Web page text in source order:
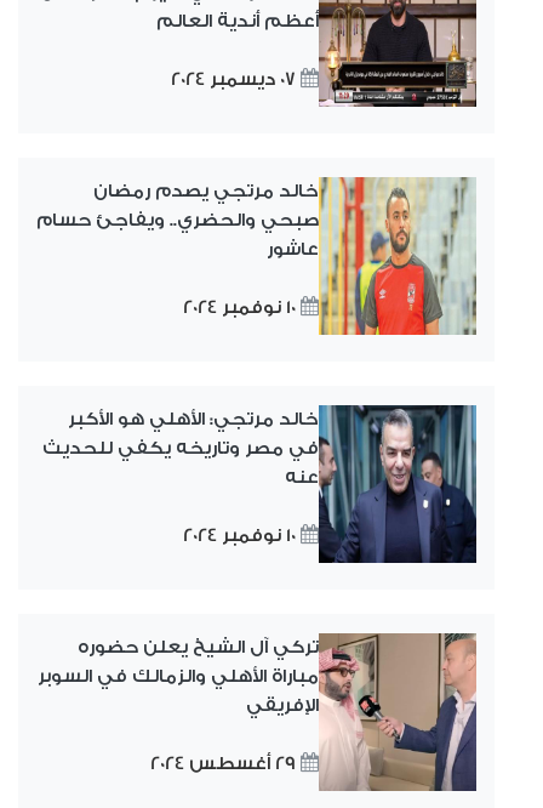
أعظم أندية العالم
07 ديسمبر 2024
خالد مرتجي يصدم رمضان
صبحي والحضري.. ويفاجئ حسام
عاشور
10 نوفمبر 2024
خالد مرتجي: الأهلي هو الأكبر
في مصر وتاريخه يكفي للحديث
عنه
10 نوفمبر 2024
تركي آل الشيخ يعلن حضوره
مباراة الأهلي والزمالك في السوبر
الإفريقي
29 أغسطس 2024